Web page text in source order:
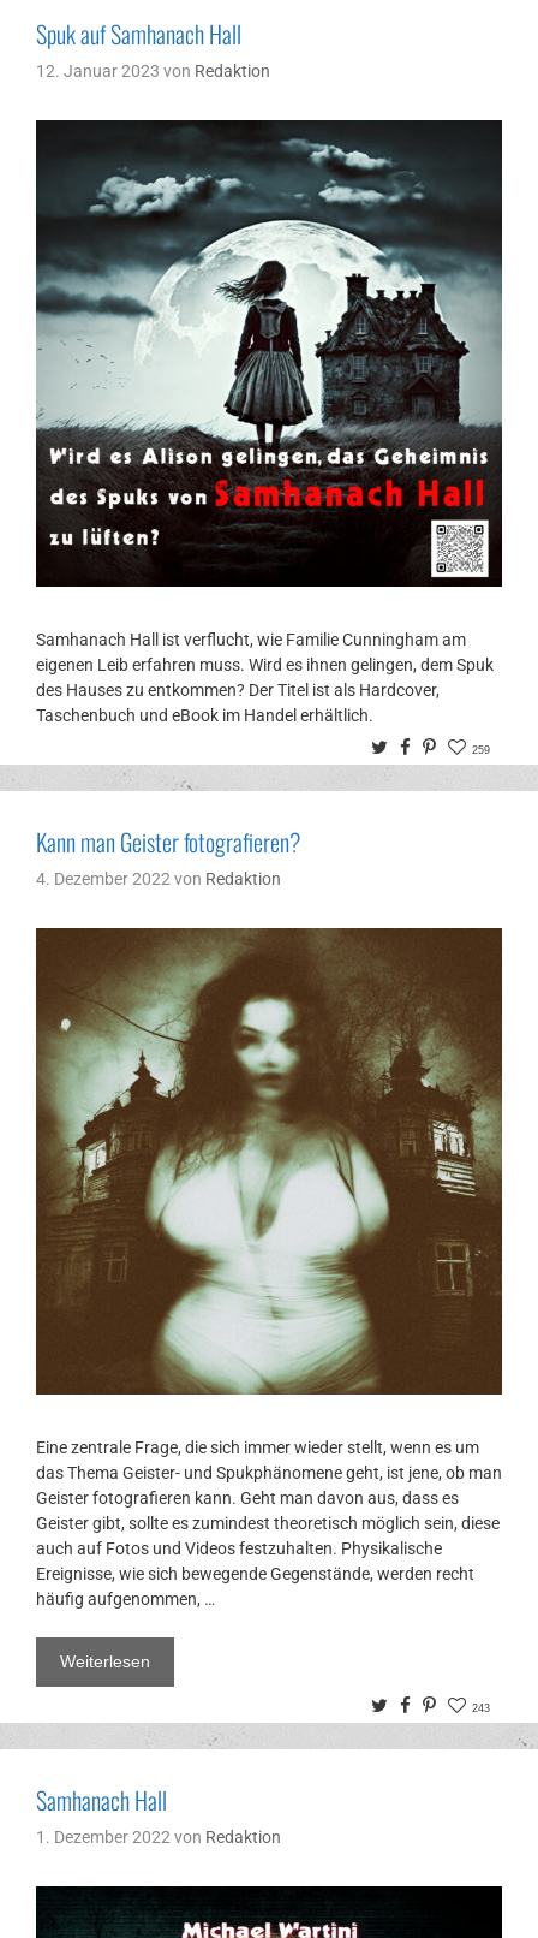
Spuk auf Samhanach Hall
12. Januar 2023 von Redaktion
Samhanach Hall ist verflucht, wie Familie Cunningham am
eigenen Leib erfahren muss. Wird es ihnen gelingen, dem Spuk
des Hauses zu entkommen? Der Titel ist als Hardcover,
Taschenbuch und eBook im Handel erhältlich.
TwitterFacebook
Pinterest
259
Kann man Geister fotografieren?
4. Dezember 2022 von Redaktion
Eine zentrale Frage, die sich immer wieder stellt, wenn es um
das Thema Geister- und Spukphänomene geht, ist jene, ob man
Geister fotografieren kann. Geht man davon aus, dass es
Geister gibt, sollte es zumindest theoretisch möglich sein, diese
auch auf Fotos und Videos festzuhalten. Physikalische
Ereignisse, wie sich bewegende Gegenstände, werden recht
häufig aufgenommen, …
Weiterlesen
TwitterFacebook
Pinterest
243
Samhanach Hall
1. Dezember 2022 von Redaktion